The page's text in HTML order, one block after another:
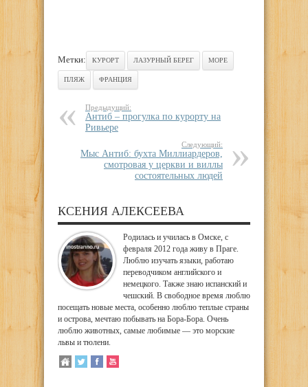
Метки: КУРОРТ ЛАЗУРНЫЙ БЕРЕГ МОРЕ
ПЛЯЖ ФРАНЦИЯ
Предыдущий:
Антиб – прогулка по курорту на
Ривьере
Следующий:
Мыс Антиб: бухта Миллиардеров,
смотровая у церкви и виллы
состоятельных людей
КСЕНИЯ АЛЕКСЕЕВА
Родилась и училась в Омске, с
февраля 2012 года живу в Праге.
Люблю изучать языки, работаю
переводчиком английского и
немецкого. Также знаю испанский и
чешский. В свободное время люблю
посещать новые места, особенно люблю теплые страны
и острова, мечтаю побывать на Бора-Бора. Очень
люблю животных, самые любимые — это морские
львы и тюлени.